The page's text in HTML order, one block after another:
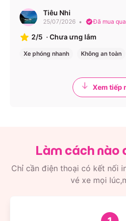
Đón khách tại các trục chính như:
Hoàng Văn Thụ (khu vực Tân
Nguyễn Văn Trỗi (Phú Nhuận
(Bình Thạnh cũ)
Hệ thống điểm đi và văn phòng
Biên Hòa
Tiêu Nhi
25/07/2026 Đã mua
2/5 · Chưa ưng lắm
Xe phóng nhanh Không an toàn
Xem tiếp
Làm cách nào
Chỉ cần điện thoại có kết nối
vé xe mọi